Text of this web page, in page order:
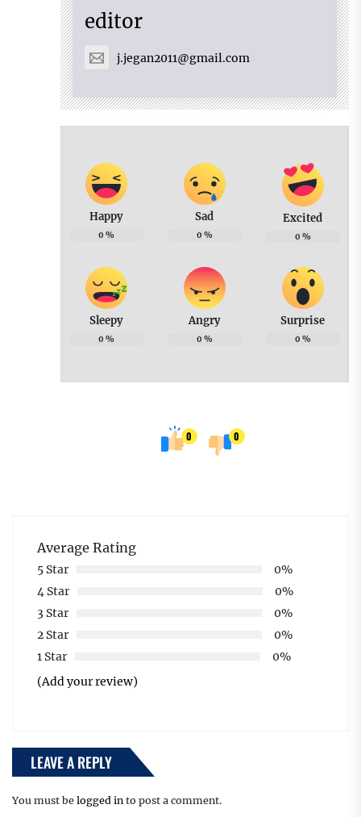
editor
j.jegan2011@gmail.com
Happy
0 %
Sad
0 %
Excited
0 %
Sleepy
0 %
Angry
0 %
Surprise
0 %
0 0
Average Rating
5 Star
0%
4 Star
0%
3 Star
0%
2 Star
0%
1 Star
0%
(Add your review)
LEAVE A REPLY
You must be logged in to post a comment.